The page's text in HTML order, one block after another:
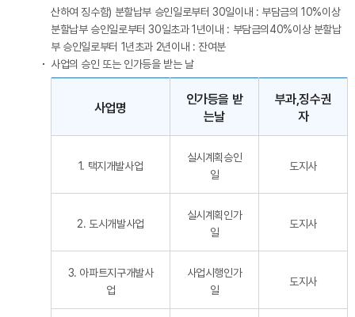
산하여 징수함) 분할납부 승인일로부터 30일이내 : 부담금의 10%이상
분할납부 승인일로부터 30일초과 1년이내 : 부담금의40%이상 분할납
부 승인일로부터 1년초과 2년이내 : 잔여분
사업의 승인 또는 인가등을 받는 날
사업명
인가등을 받
는날
부과,징수권
자
1. 택지개발사업
실시계획승인
일
도지사
2. 도시개발사업
실시계획인가
일
도지사
3. 아파트지구개발사
업
사업시행인가
일
도지사